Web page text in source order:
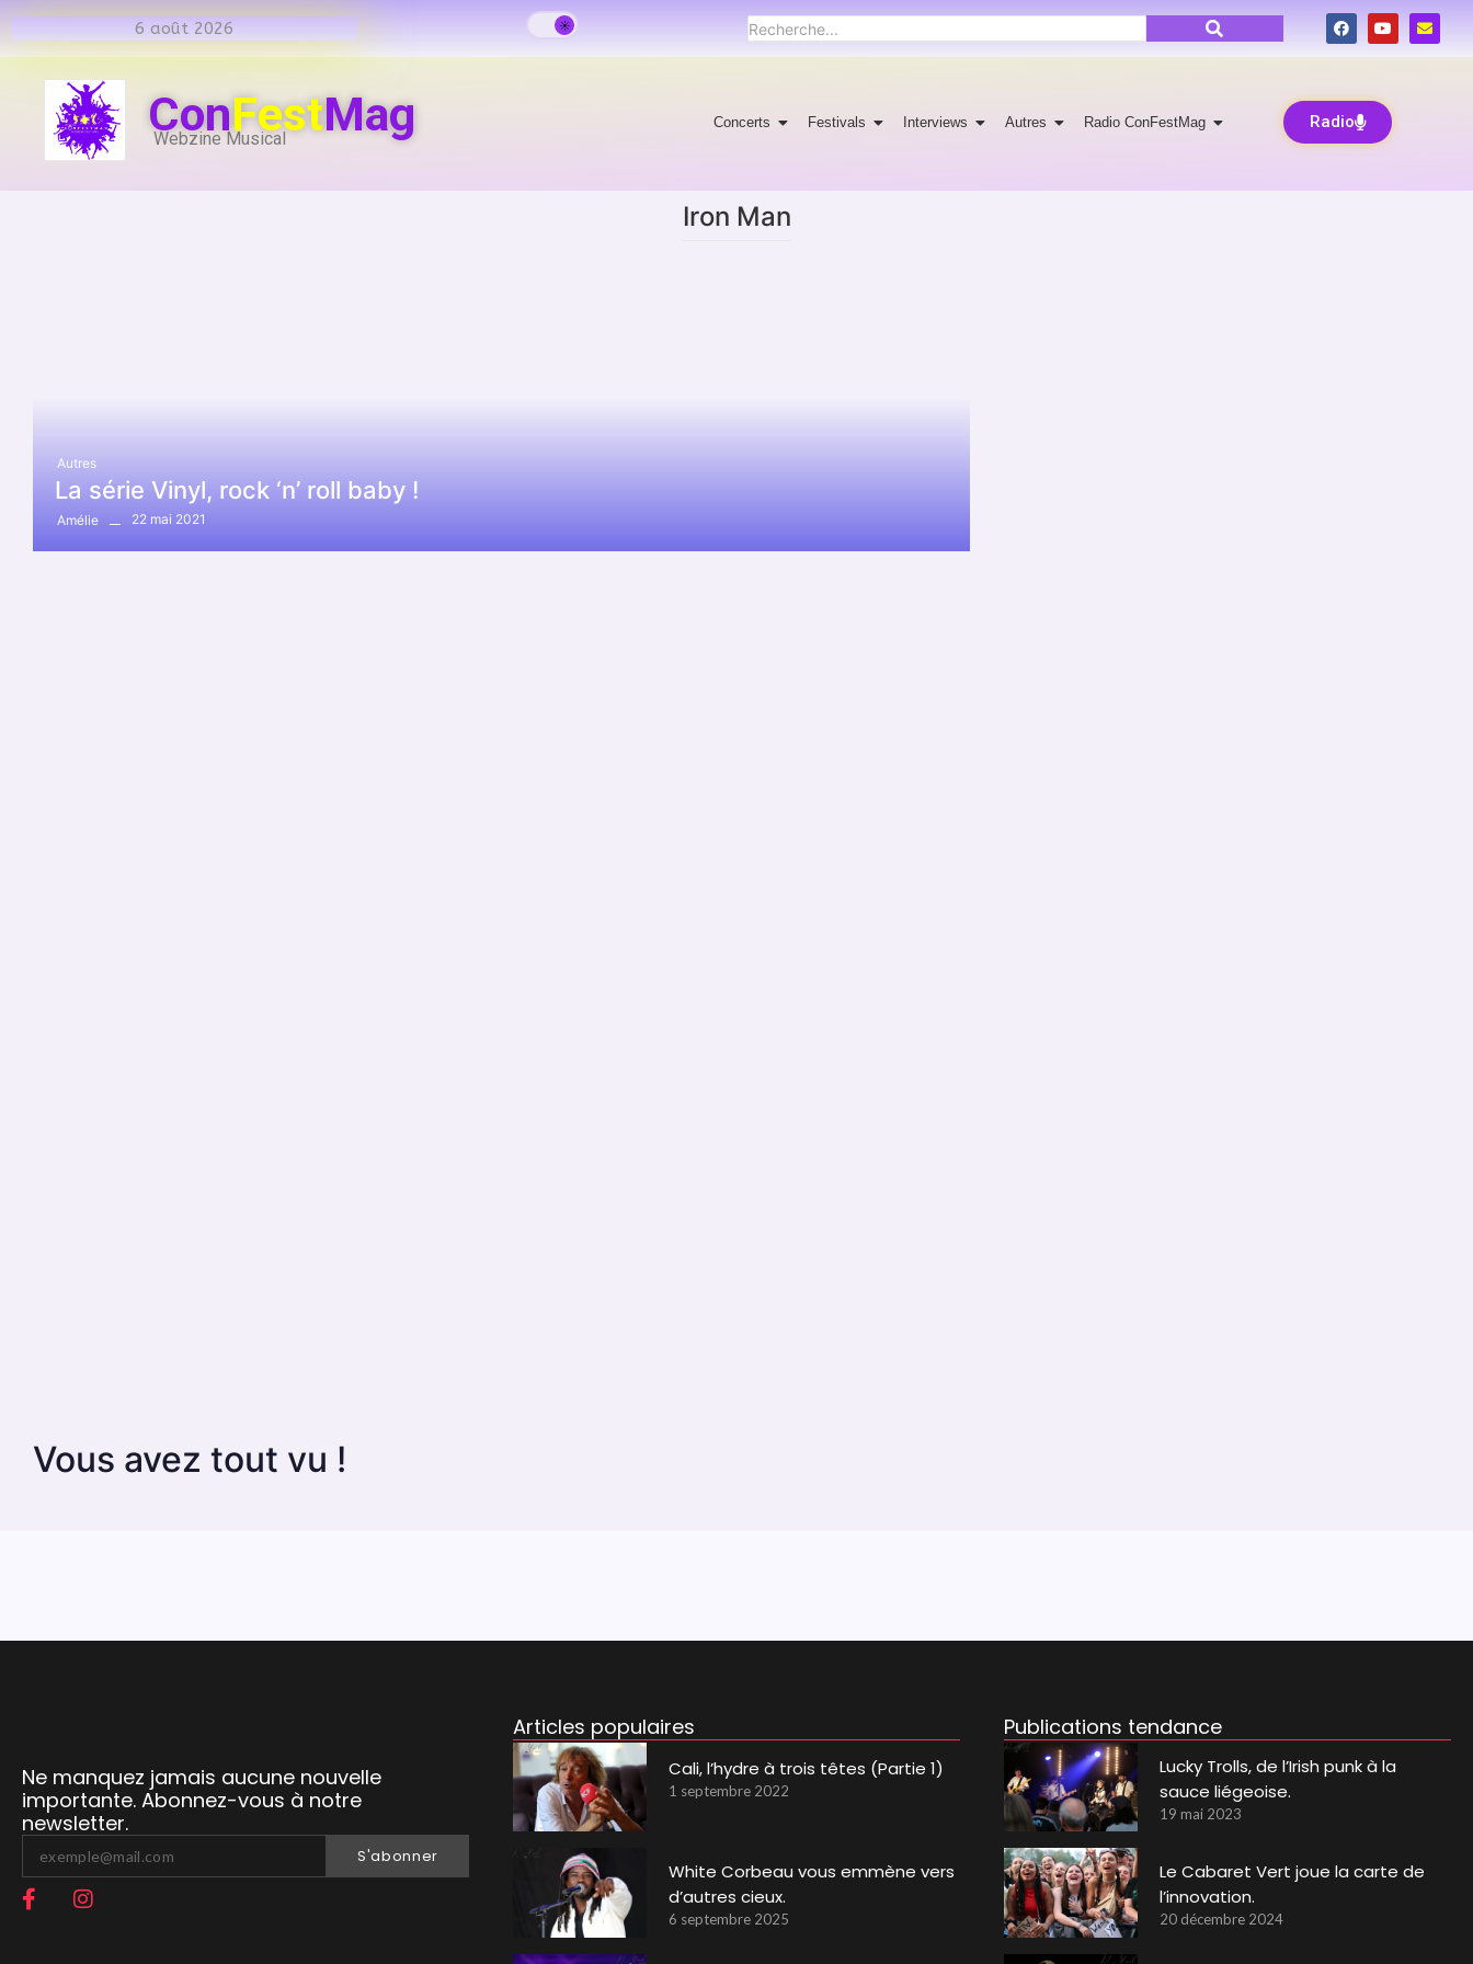
6 août 2026
ConFestMag
Webzine Musical
Concerts Festivals Interviews Autres Radio ConFestMag Radio
Iron Man
Autres
La série Vinyl, rock ‘n’ roll baby !
Amélie 22 mai 2021
Vous avez tout vu !
Ne manquez jamais aucune nouvelle
importante. Abonnez-vous à notre
newsletter.
S'abonner
Articles populaires
Cali, l’hydre à trois têtes (Partie 1)
1 septembre 2022
White Corbeau vous emmène vers
d’autres cieux.
6 septembre 2025
Publications tendance
Lucky Trolls, de l’Irish punk à la
sauce liégeoise.
19 mai 2023
Le Cabaret Vert joue la carte de
l’innovation.
20 décembre 2024